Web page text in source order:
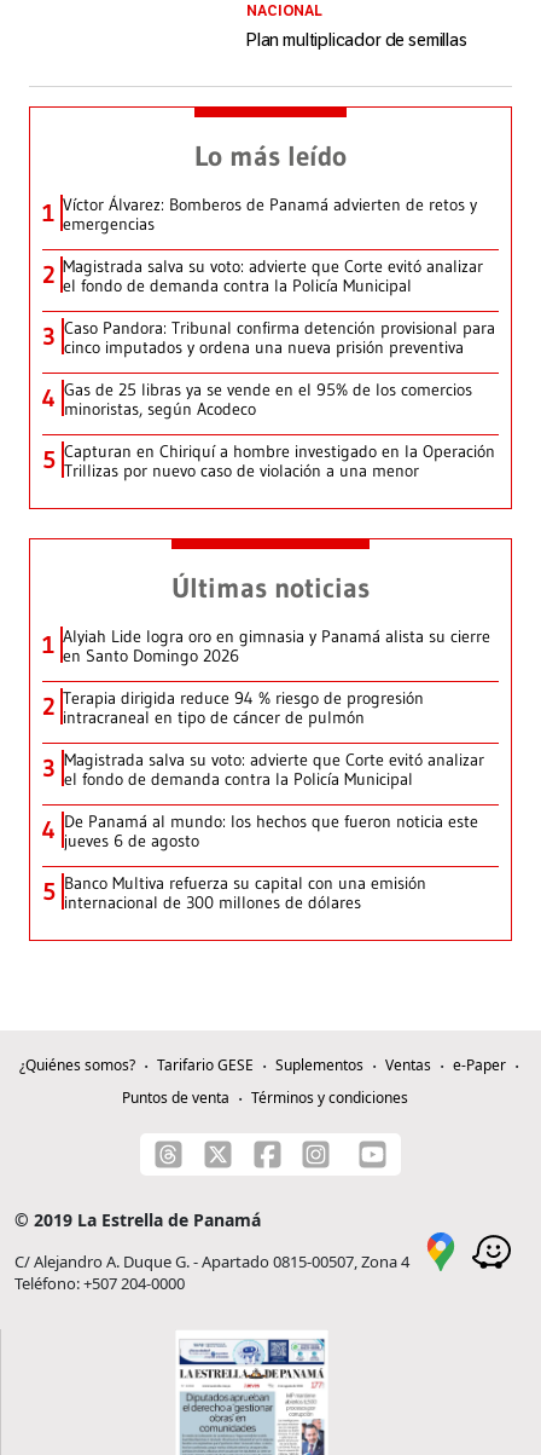
NACIONAL
Plan multiplicador de semillas
Lo más leído
1 Víctor Álvarez: Bomberos de Panamá advierten de retos y
emergencias
2 Magistrada salva su voto: advierte que Corte evitó analizar
el fondo de demanda contra la Policía Municipal
3 Caso Pandora: Tribunal confirma detención provisional para
cinco imputados y ordena una nueva prisión preventiva
4 Gas de 25 libras ya se vende en el 95% de los comercios
minoristas, según Acodeco
5 Capturan en Chiriquí a hombre investigado en la Operación
Trillizas por nuevo caso de violación a una menor
Últimas noticias
1 Alyiah Lide logra oro en gimnasia y Panamá alista su cierre
en Santo Domingo 2026
2 Terapia dirigida reduce 94 % riesgo de progresión
intracraneal en tipo de cáncer de pulmón
3 Magistrada salva su voto: advierte que Corte evitó analizar
el fondo de demanda contra la Policía Municipal
4 De Panamá al mundo: los hechos que fueron noticia este
jueves 6 de agosto
5 Banco Multiva refuerza su capital con una emisión
internacional de 300 millones de dólares
¿Quiénes somos? Tarifario GESE Suplementos Ventas
e-Paper
Puntos de venta
Términos y condiciones
© 2019 La Estrella de Panamá
C/ Alejandro A. Duque G. - Apartado 0815-00507, Zona 4
Teléfono: +507 204-0000